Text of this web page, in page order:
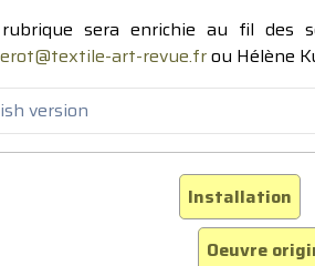
sera enrichie au fil des
art-revue.frou Hélène
version
Installation
Oeuvre